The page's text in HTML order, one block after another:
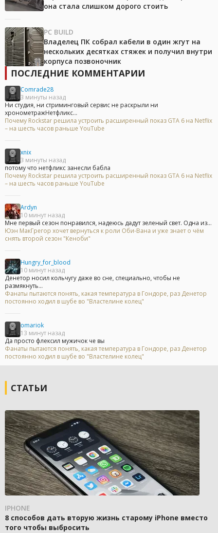
она стала слишком дорого стоить
PC BUILD
Владелец ПК собрал кабели в один жгут на
нескольких десятках стяжек и получил внутри
корпуса позвоночник
ПОСЛЕДНИЕ КОММЕНТАРИИ
Comrade28
3 минуты назад
Ни студия, ни стриминговый сервис не раскрыли ни
хронометражНетфликс...
Почему Rockstar решила устроить расширенный показ GTA 6 на Netflix
– на шесть часов раньше YouTube
xnix
3 минуты назад
потому что нетфликс занесли бабла
Почему Rockstar решила устроить расширенный показ GTA 6 на Netflix
– на шесть часов раньше YouTube
Ardyn
10 минут назад
Мне первый сезон понравился, надеюсь дадут зеленый свет. Одна из...
Юэн МакГрегор хочет вернуться к роли Оби-Вана и уже знает о чём
снять второй сезон "Кеноби"
Hungry_for_blood
10 минут назад
Денетор носил кольчугу даже во сне, специально, чтобы не
размякнуть...
Фанаты пытаются понять, какая температура в Гондоре, раз Денетор
постоянно ходил в шубе во "Властелине колец"
omariok
13 минут назад
Да просто флексил мужичок че вы
Фанаты пытаются понять, какая температура в Гондоре, раз Денетор
постоянно ходил в шубе во "Властелине колец"
СТАТЬИ
IPHONE
8 способов дать вторую жизнь старому iPhone вместо
того чтобы выбросить